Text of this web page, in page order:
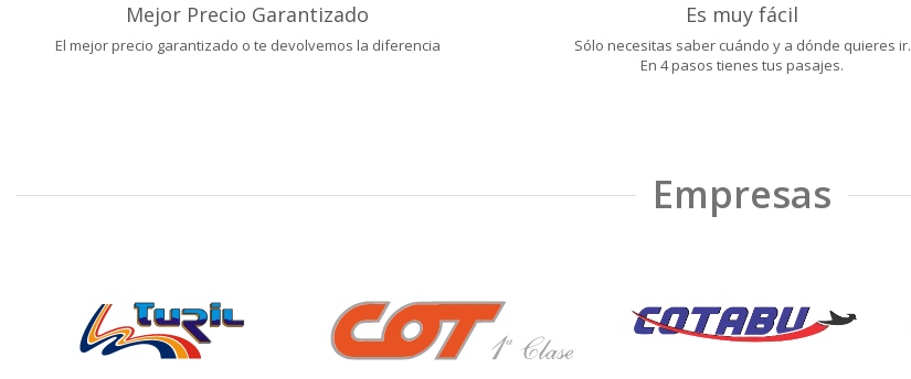
Mejor Precio Garantizado
El mejor precio garantizado o te devolvemos la diferencia
Es muy fácil
Sólo necesitas saber cuándo y a dónde quieres ir.
En 4 pasos tienes tus pasajes.
Empresas